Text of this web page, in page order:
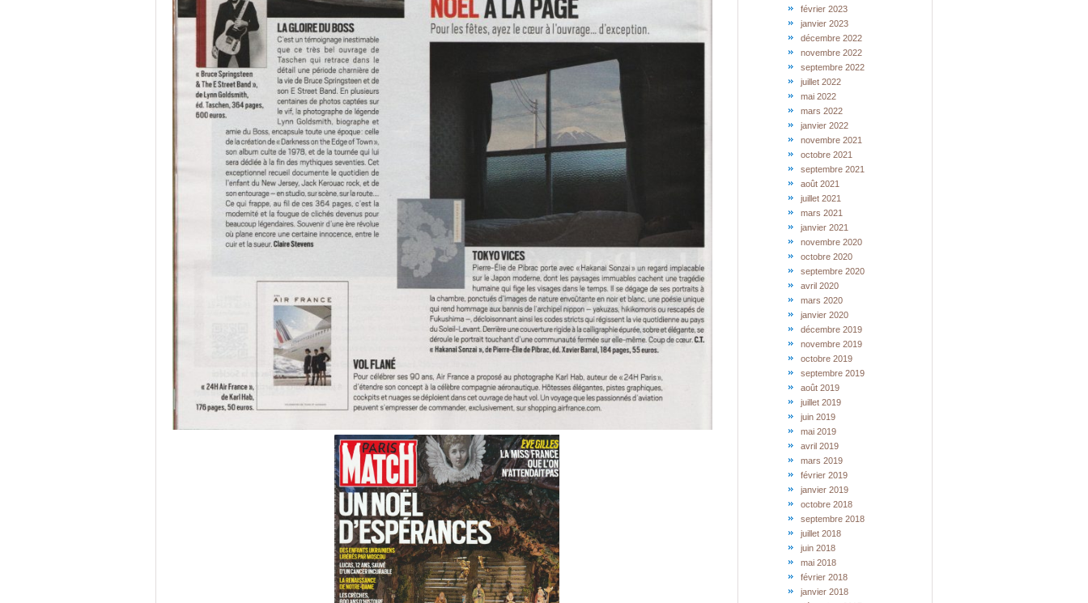
février 2023
janvier 2023
décembre 2022
novembre 2022
septembre 2022
juillet 2022
mai 2022
mars 2022
janvier 2022
novembre 2021
octobre 2021
septembre 2021
août 2021
juillet 2021
mars 2021
janvier 2021
novembre 2020
octobre 2020
septembre 2020
avril 2020
mars 2020
janvier 2020
décembre 2019
novembre 2019
octobre 2019
septembre 2019
août 2019
juillet 2019
juin 2019
mai 2019
avril 2019
mars 2019
février 2019
janvier 2019
octobre 2018
septembre 2018
juillet 2018
juin 2018
mai 2018
février 2018
janvier 2018